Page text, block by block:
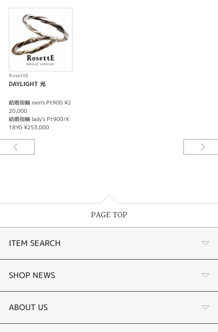
RosettE
DAYLIGHT 光
結婚指輪 men's Pt900 ¥2
20,000
結婚指輪 lady's Pt900/K
18YG ¥253,000
PAGE TOP
ITEM SEARCH
婚約指輪
結婚指輪
SHOP NEWS
お客様の声
ABOUT US